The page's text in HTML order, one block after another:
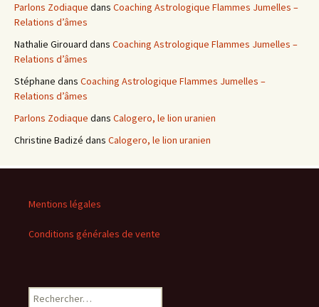
Parlons Zodiaque dans Coaching Astrologique Flammes Jumelles –
Relations d’âmes
Nathalie Girouard dans Coaching Astrologique Flammes Jumelles –
Relations d’âmes
Stéphane dans Coaching Astrologique Flammes Jumelles –
Relations d’âmes
Parlons Zodiaque dans Calogero, le lion uranien
Christine Badizé dans Calogero, le lion uranien
Mentions légales
Conditions générales de vente
Rechercher :